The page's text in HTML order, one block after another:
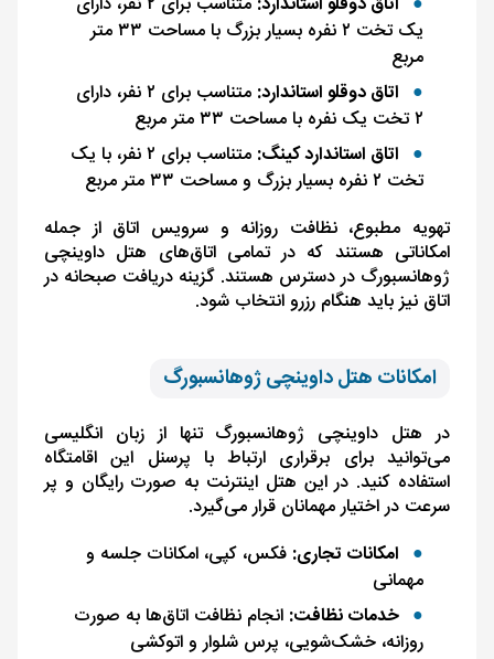
یک تخت ۲ نفره بسیار بزرگ با مساحت ۳۳ متر
مربع
اتاق دوقلو استاندارد:
متناسب برای ۲ نفر، دارای
۲ تخت یک نفره با مساحت ۳۳ متر مربع
اتاق استاندارد کینگ:
متناسب برای ۲ نفر، با یک
تخت ۲ نفره بسیار بزرگ و مساحت ۳۳ متر مربع
تهویه مطبوع، نظافت روزانه و سرویس اتاق از جمله
امکاناتی هستند که در تمامی اتاق‌های هتل داوینچی
ژوهانسبورگ در دسترس هستند. گزینه دریافت صبحانه در
اتاق نیز باید هنگام رزرو انتخاب شود.
امکانات هتل داوینچی ژوهانسبورگ
در هتل داوینچی ژوهانسبورگ تنها از زبان انگلیسی
می‌توانید برای برقراری ارتباط با پرسنل این اقامتگاه
استفاده کنید. در این هتل اینترنت به ‌صورت رایگان و پر
سرعت در اختیار مهمانان قرار می‌گیرد.
امکانات تجاری: فکس، کپی، امکانات جلسه و
مهمانی
خدمات نظافت: انجام نظافت اتاق‌ها به‌ صورت
روزانه، خشک‌شویی، پرس شلوار و اتوکشی